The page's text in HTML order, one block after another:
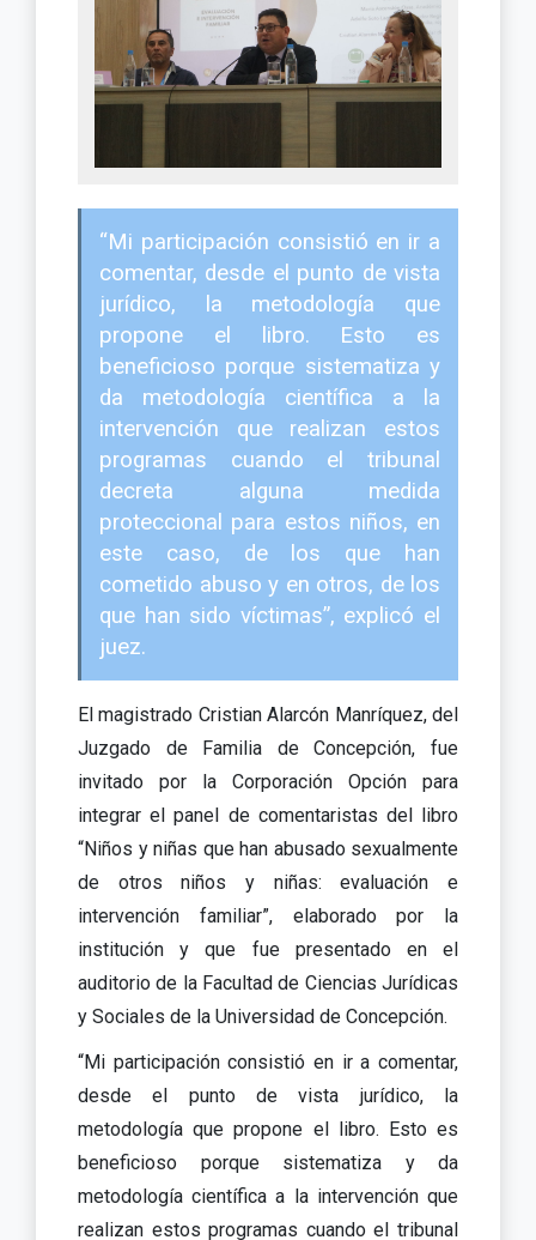
“Mi participación consistió en ir a
comentar, desde el punto de vista
jurídico, la metodología que
propone el libro. Esto es
beneficioso porque sistematiza y
da metodología científica a la
intervención que realizan estos
programas cuando el tribunal
decreta alguna medida
proteccional para estos niños, en
este caso, de los que han
cometido abuso y en otros, de los
que han sido víctimas”, explicó el
juez.
El magistrado Cristian Alarcón Manríquez, del
Juzgado de Familia de Concepción, fue
invitado por la Corporación Opción para
integrar el panel de comentaristas del libro
“Niños y niñas que han abusado sexualmente
de otros niños y niñas: evaluación e
intervención familiar”, elaborado por la
institución y que fue presentado en el
auditorio de la Facultad de Ciencias Jurídicas
y Sociales de la Universidad de Concepción.
“Mi participación consistió en ir a comentar,
desde el punto de vista jurídico, la
metodología que propone el libro. Esto es
beneficioso porque sistematiza y da
metodología científica a la intervención que
realizan estos programas cuando el tribunal